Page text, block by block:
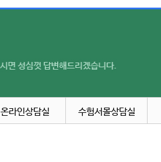
온라인상담실 수험서몰상담실